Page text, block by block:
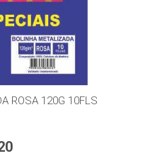
ROSA 120G 10FLS